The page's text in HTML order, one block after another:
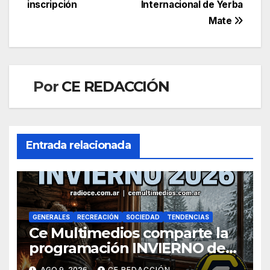
entradas
Internacional de Yerba
Mate
inscripción
Por CE REDACCIÓN
Entrada relacionada
GENERALES RECREACIÓN SOCIEDAD TENDENCIAS
Ce Multimedios comparte la
programación INVIERNO de
Radio Ce